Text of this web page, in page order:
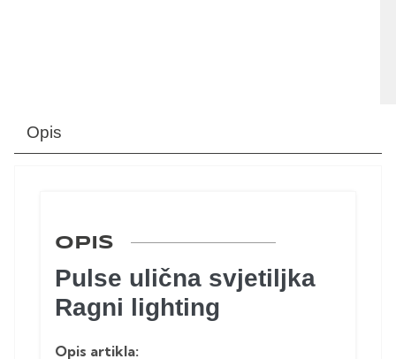
Opis
OPIS
Pulse ulična svjetiljka
Ragni lighting
Opis artikla: